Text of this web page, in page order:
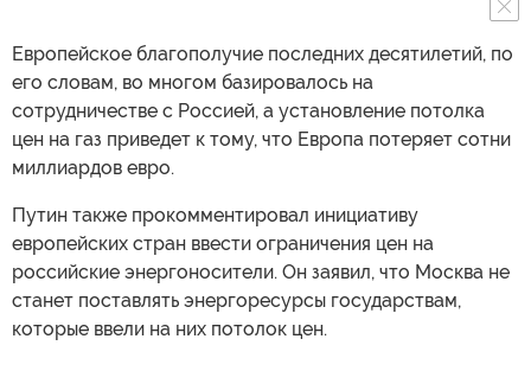
Европейское благополучие последних десятилетий, по
его словам, во многом базировалось на
сотрудничестве с Россией, а установление потолка
цен на газ приведет к тому, что Европа потеряет сотни
миллиардов евро.
Путин также прокомментировал инициативу
европейских стран ввести ограничения цен на
российские энергоносители. Он заявил, что Москва не
станет поставлять энергоресурсы государствам,
которые ввели на них потолок цен.